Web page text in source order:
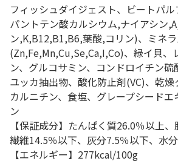
フィッシュダイジェスト、ビートパ
パントテン酸カルシウム,ナイアシン
ン,K,B12,B1,B6,葉酸,コリン)、ミネ
(Zn,Fe,Mn,Cu,Se,Ca,I,Co)、緑イ貝、
ン、グルコサミン、コンドロイチン硫
ユッカ抽出物、酸化防止剤(VC)、乾
カルニチン、食塩、グレープシード
ン
【保証成分】たんぱく質26.0％以上
繊維14.5％以下、灰分7.5％以下、水
【エネルギー】277kcal/100g